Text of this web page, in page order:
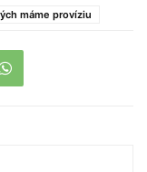
máme províziu